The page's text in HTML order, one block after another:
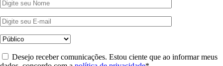
Desejo receber comunicações. Estou ciente que ao informar meus